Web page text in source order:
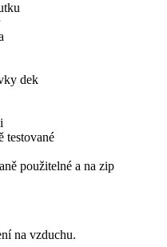
dek
testované
použitelné a na zip
na vzduchu.